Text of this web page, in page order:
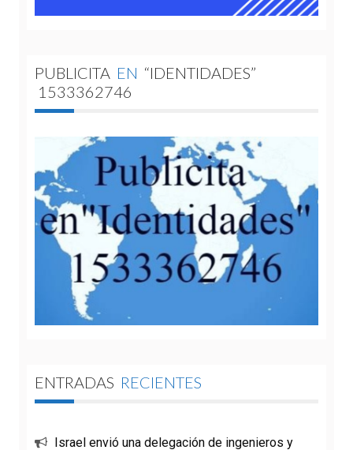
PUBLICITA EN “IDENTIDADES”
1533362746
ENTRADAS RECIENTES
Israel envió una delegación de ingenieros y